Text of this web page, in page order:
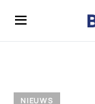
NIEUWS